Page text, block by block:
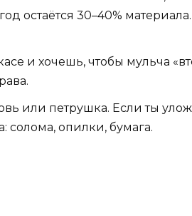
остаётся 30–40%
и хочешь, чтобы мульча
или петрушка. Если ты
солома, опилки, бумага.